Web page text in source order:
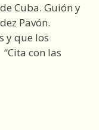
Cuba. Guión y
Pavón.
y que los
con las